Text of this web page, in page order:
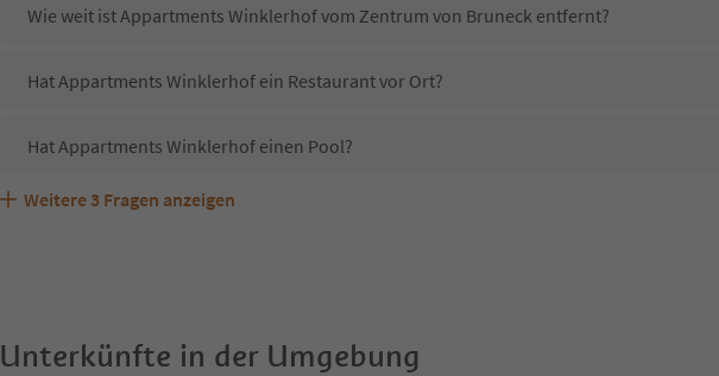
Wie weit ist Appartments Winklerhof vom Zentrum von Bruneck entfernt?
Hat Appartments Winklerhof ein Restaurant vor Ort?
Hat Appartments Winklerhof einen Pool?
Sind Haustiere in der Unterkunft Appartments Winklerhof erlaubt?
Welche Services bietet Appartments Winklerhof?
Weitere 3 Fragen anzeigen
Unterkünfte in der Umgebung